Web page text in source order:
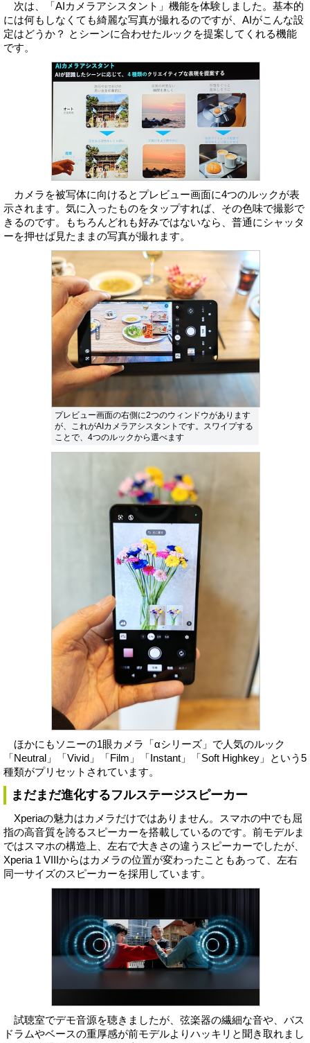
次は、「AIカメラアシスタント」機能を体験しました。基本的
には何もしなくても綺麗な写真が撮れるのですが、AIがこんな設
定はどうか？ とシーンに合わせたルックを提案してくれる機能
です。
カメラを被写体に向けるとプレビュー画面に4つのルックが表
示されます。気に入ったものをタップすれば、その色味で撮影で
きるのです。もちろんどれも好みではないなら、普通にシャッタ
ーを押せば見たままの写真が撮れます。
プレビュー画面の右側に2つのウィンドウがあります
が、これがAIカメラアシスタントです。スワイプする
ことで、4つのルックから選べます
ほかにもソニーの1眼カメラ「αシリーズ」で人気のルック
「Neutral」「Vivid」「Film」「Instant」「Soft Highkey」という5
種類がプリセットされています。
まだまだ進化するフルステージスピーカー
Xperiaの魅力はカメラだけではありません。スマホの中でも屈
指の高音質を誇るスピーカーを搭載しているのです。前モデルま
ではスマホの構造上、左右で大きさの違うスピーカーでしたが、
Xperia 1 VIIIからはカメラの位置が変わったこともあって、左右
同一サイズのスピーカーを採用しています。
試聴室でデモ音源を聴きましたが、弦楽器の繊細な音や、バス
ドラムやベースの重厚感が前モデルよりハッキリと聞き取れまし